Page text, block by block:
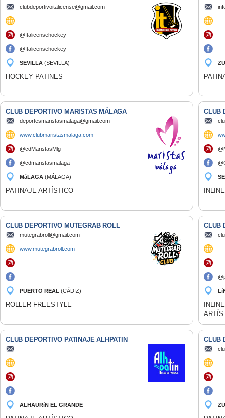
clubdeportivoitalicense@gmail.com
@Italicensehockey
@Italicensehockey
SEVILLA (SEVILLA)
HOCKEY PATINES
CLUB DEPORTIVO MARISTAS MÁLAGA
deportesmaristasmalaga@gmail.com
www.clubmaristasmalaga.com
@cdMaristasMlg
@cdmaristasmalaga
MáLAGA (MÁLAGA)
PATINAJE ARTÍSTICO
CLUB
CLUB DEPORTIVO MUTEGRAB ROLL
mutegrabroll@gmail.com
www.mutegrabroll.com
PUERTO REAL (CÁDIZ)
ROLLER FREESTYLE
CLUB
CLUB DEPORTIVO PATINAJE ALHPATIN
ALHAURíN EL GRANDE
CLUB